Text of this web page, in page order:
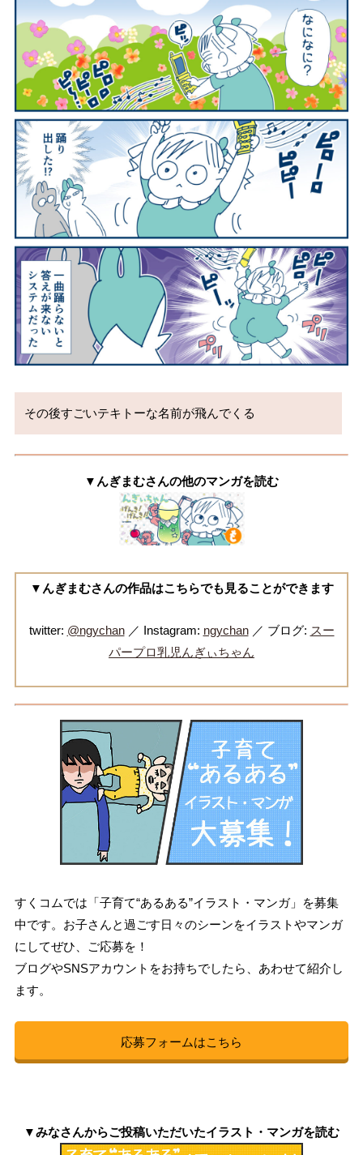
その後すごいテキトーな名前が飛んでくる
▼んぎまむさんの他のマンガを読む
▼んぎまむさんの作品はこちらでも見ることができます
twitter: @ngychan／ Instagram: ngychan／ ブログ: スー
パープロ乳児んぎぃちゃん
すくコムでは「子育て“あるある”イラスト・マンガ」を募集
中です。お子さんと過ごす日々のシーンをイラストやマンガ
にしてぜひ、ご応募を！
ブログやSNSアカウントをお持ちでしたら、あわせて紹介し
ます。
応募フォームはこちら
▼みなさんからご投稿いただいたイラスト・マンガを読む